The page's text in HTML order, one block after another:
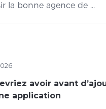
la bonne agence de ...
avoir avant
application